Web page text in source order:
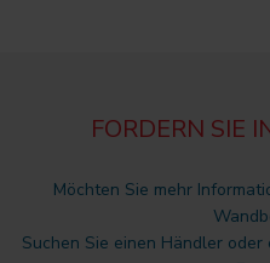
FORDERN SIE
Möchten Sie mehr
Suchen Sie einen Händler